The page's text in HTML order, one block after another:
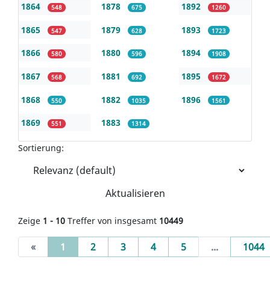
1864 548
1865 547
1866 580
1867 568
1868 550
1869 551
1878 675
1879 628
1880 596
1881 692
1882 1035
1883 1314
1892 1260
1893 1723
1894 1908
1895 1672
1896 1561
Sortierung:
Aktualisieren
Zeige 1 - 10 Treffer von insgesamt 10449
« 1 (current)
2 3 4 5 ... 1044